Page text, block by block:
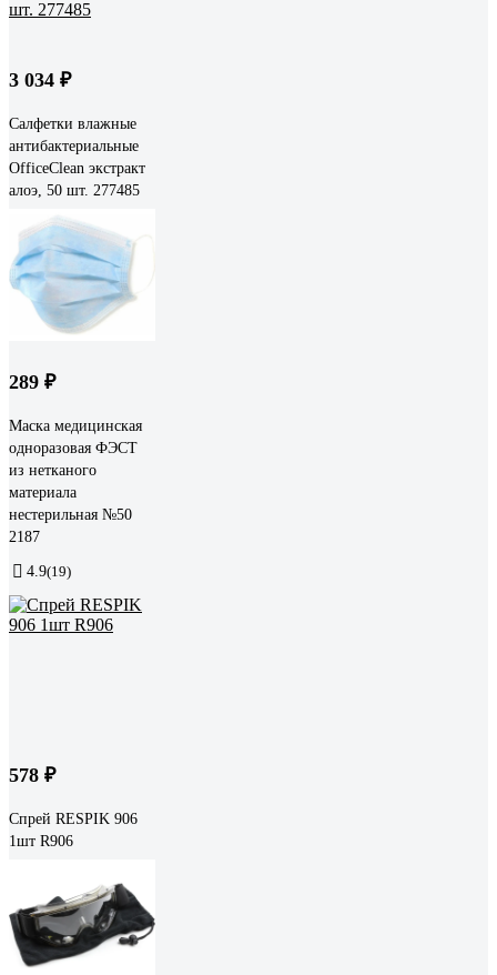
3 034 ₽
Салфетки влажные
антибактериальные
OfficeClean экстракт
алоэ, 50 шт. 277485
289 ₽
Маска медицинская
одноразовая ФЭСТ
из нетканого
материала
нестерильная №50
2187
4.9(19)
578 ₽
Спрей RESPIK 906
1шт R906